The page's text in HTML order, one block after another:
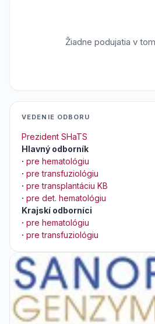
Žiadne podujatia v
VEDENIE ODBORU
Prezident SHaTS
Hlavný odborník
· pre hematológiu
· pre transfuziológiu
· pre transplantáciu KB
· pre det. hematológiu
Krajskí odborníci
· pre hematológiu
· pre transfuziológiu